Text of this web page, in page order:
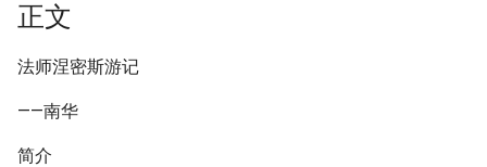
正文
法师涅密斯游记
——南华
简介